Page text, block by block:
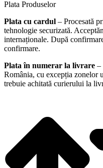
Plata Produselor
Plata cu cardul – Procesată
tehnologie securizată.
internaționale. După
confirmare.
Plata în numerar la livrare –
România, cu excepția zonelor
trebuie achitată curierului la